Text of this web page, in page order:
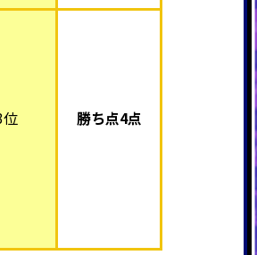
位 勝ち点4点